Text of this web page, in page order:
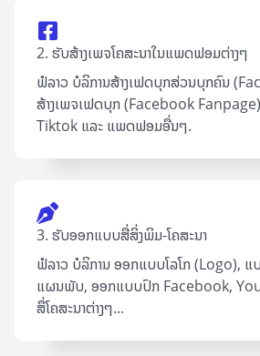
2. ຮັບສ້າງເພຈໂຄສະນາໃນແພດຟອມຕ່າງໆ
ຟໍລາວ ບໍລິການສ້າງເຟດບຸກສ່ວນບຸກຄົນ
ສ້າງເພຈເຟດບຸກ (Facebook
Tiktok ແລະ ແພດຟອມອື່ນໆ.
3. ຮັບອອກແບບສື່ສິ່ງພິມ-ໂຄສະນາ
ຟໍລາວ ບໍລິການ ອອກແບບໂລໂກ (Logo), ແ
ແຜນພັບ, ອອກແບບປົກ Facebook,
ສຶ່ໂຄສະນາຕ່າງໆ...